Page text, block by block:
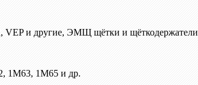
и другие, ЭМЩ щётки и щёткодержатели
1М63, 1М65 и др.